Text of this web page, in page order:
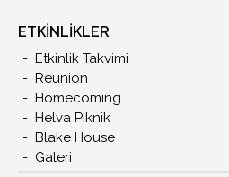
ETKİNLİKLER
Etkinlik Takvimi
Reunion
Homecoming
Helva Piknik
Blake House
Galeri